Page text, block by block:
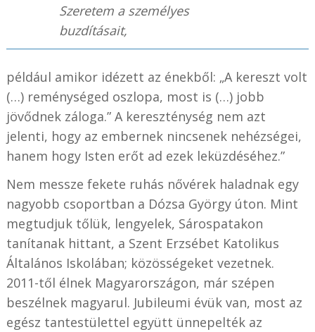
Szeretem a személyes
buzdításait,
például amikor idézett az énekből: „A kereszt volt
(…) reménységed oszlopa, most is (…) jobb
jövődnek záloga.” A kereszténység nem azt
jelenti, hogy az embernek nincsenek nehézségei,
hanem hogy Isten erőt ad ezek leküzdéséhez.”
Nem messze fekete ruhás nővérek haladnak egy
nagyobb csoportban a Dózsa György úton. Mint
megtudjuk tőlük, lengyelek, Sárospatakon
tanítanak hittant, a Szent Erzsébet Katolikus
Általános Iskolában; közösségeket vezetnek.
2011-től élnek Magyarországon, már szépen
beszélnek magyarul. Jubileumi évük van, most az
egész tantestülettel együtt ünnepelték az